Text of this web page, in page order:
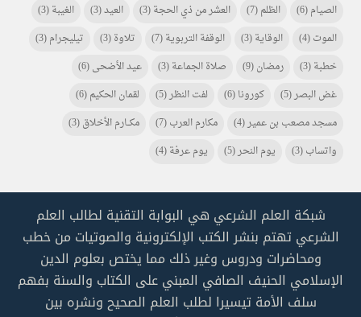
الصيام(6) الظلم(7) العشر من ذي الحجة(3) العيد(3) الغيبة(3)
الموت(4) الوقاية(3) الوقفة التربوية(7) تلاوة(3) تيليجرام(3)
خطبة(3) رمضان(9) صلاة الجماعة(3) عيد الأضحى(6)
غض البصر(5) كورونا(6) لفت النظر(5) لقمان الحكيم(6)
مسجد مصعب بن عمير(4) مكارم العرب(7) مكـــارم الأخلاق(3)
واتساب(3) يوم النحر(5) يوم عرفة(4)
شبكة العلم الشرعي هي البوابة التقنية لطالب العلم
الشرعي تهتم بنشر الكتب الإلكترونية والصوتيات من خطب
ومحاضرات ودروس وغير ذلك مما يختص بعلوم الدين
الإسلامي الحنيف الصافي المبني على الكتاب والسنة بفهم
سلف الأمة تيسيرا لطلب العلم الصحيح ونشره بين